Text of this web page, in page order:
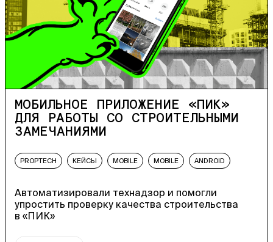
МОБИЛЬНОЕ ПРИЛОЖЕНИЕ «ПИК»
ДЛЯ РАБОТЫ СО СТРОИТЕЛЬНЫМИ
ЗАМЕЧАНИЯМИ
PROPTECH КЕЙСЫ MOBILE MOBILE ANDROID
Автоматизировали технадзор и помогли
упростить проверку качества строительства
в «ПИК»